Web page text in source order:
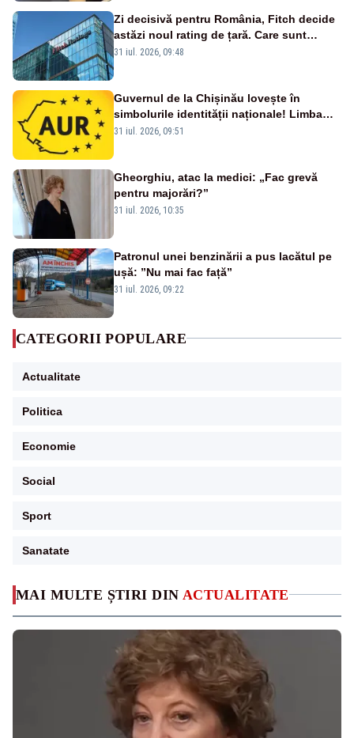
MAI MULTE ȘTIRI DIN ACTUALITATE
Zi decisivă pentru România, Fitch decide
astăzi noul rating de țară. Care sunt
efectele retrogradării la categoria „junk”
31 iul. 2026, 09:48
Guvernul de la Chișinău lovește în
simbolurile identității naționale! Limba
română nu se economisește! Limba
31 iul. 2026, 09:51
Gheorghiu, atac la medici: „Fac grevă
pentru majorări?”
31 iul. 2026, 10:35
Patronul unei benzinării a pus lacătul pe
ușă: ”Nu mai fac față”
31 iul. 2026, 09:22
CATEGORII POPULARE
Actualitate
Politica
Economie
Social
Sport
Sanatate